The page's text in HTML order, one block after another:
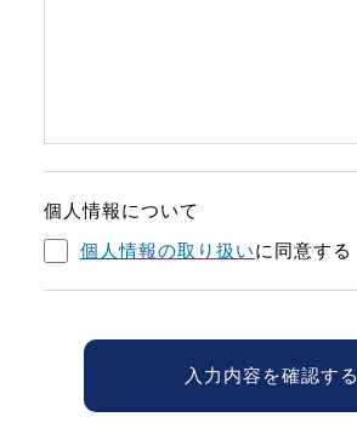
個人情報について
個人情報の取り扱いに同意する
入力内容を確認する